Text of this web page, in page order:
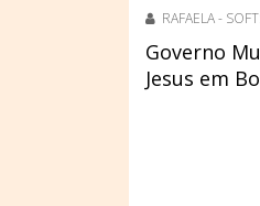
RAFAELA -
Governo
Jesus em